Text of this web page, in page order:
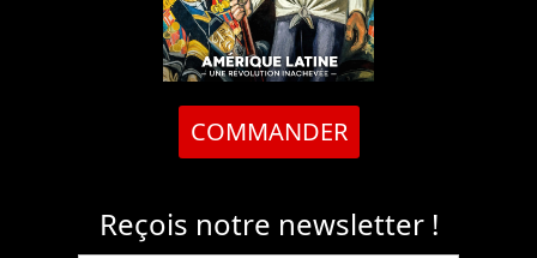
COMMANDER
Reçois notre newsletter !